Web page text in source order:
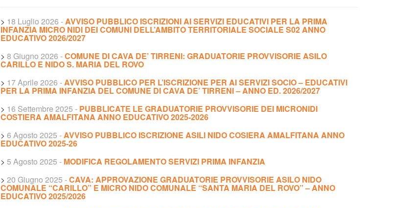
> 18 Luglio 2026 -AVVISO PUBBLICO ISCRIZIONI AI SERVIZI EDUCATIVI PER LA PRIMA
INFANZIA MICRO NIDI DEI COMUNI DELL’AMBITO TERRITORIALE SOCIALE S02 ANNO
EDUCATIVO 2026/2027
> 8 Giugno 2026 -COMUNE DI CAVA DE’ TIRRENI: GRADUATORIE PROVVISORIE ASILO
CARILLO E NIDO S. MARIA DEL ROVO
> 17 Aprile 2026 -AVVISO PUBBLICO PER L’ISCRIZIONE PER AI SERVIZI SOCIO – EDUCATIVI
PER LA PRIMA INFANZIA DEL COMUNE DI CAVA DE’ TIRRENI – ANNO ED. 2026/2027
> 16 Settembre 2025 - PUBBLICATE LE GRADUATORIE PROVVISORIE DEI MICRONIDI
COSTIERA AMALFITANA ANNO EDUCATIVO 2025-2026
> 6 Agosto 2025 -AVVISO PUBBLICO ISCRIZIONE ASILI NIDO COSIERA AMALFITANA ANNO
EDUCATIVO 2025-26
> 5 Agosto 2025 - MODIFICA REGOLAMENTO SERVIZI PRIMA INFANZIA
> 20 Giugno 2025 -CAVA: APPROVAZIONE GRADUATORIE PROVVISORIE ASILO NIDO
COMUNALE “CARILLO” E MICRO NIDO COMUNALE “SANTA MARIA DEL ROVO” – ANNO
EDUCATIVO 2025/2026